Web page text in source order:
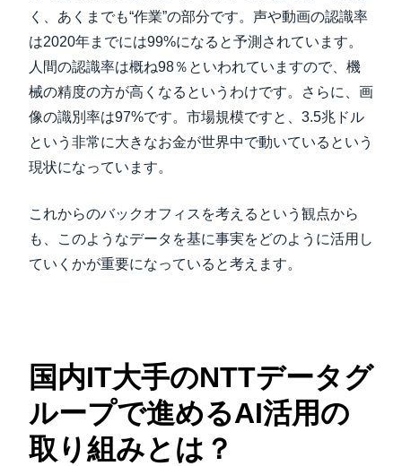
く、あくまでも“作業”の部分です。声や動画の認識率
は2020年までには99%になると予測されています。
人間の認識率は概ね98％といわれていますので、機
械の精度の方が高くなるというわけです。さらに、画
像の識別率は97%です。市場規模ですと、3.5兆ドル
という非常に大きなお金が世界中で動いているという
現状になっています。
これからのバックオフィスを考えるという観点から
も、このようなデータを基に事実をどのように活用し
ていくかが重要になっていると考えます。
国内IT大手のNTTデータグ
ループで進めるAI活用の
取り組みとは？